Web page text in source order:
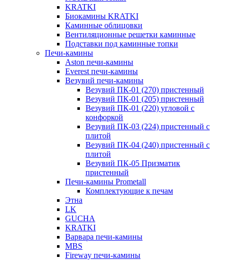
KRATKI
Биокамины KRATKI
Каминные облицовки
Вентиляционные решетки каминные
Подставки под каминные топки
Печи-камины
Aston печи-камины
Everest печи-камины
Везувий печи-камины
Везувий ПК-01 (270) пристенный
Везувий ПК-01 (205) пристенный
Везувий ПК-01 (220) угловой с
конфоркой
Везувий ПК-03 (224) пристенный с
плитой
Везувий ПК-04 (240) пристенный с
плитой
Везувий ПК-05 Призматик
пристенный
Печи-камины Prometall
Комплектующие к печам
Этна
LK
GUCHA
KRATKI
Варвара печи-камины
MBS
Fireway печи-камины